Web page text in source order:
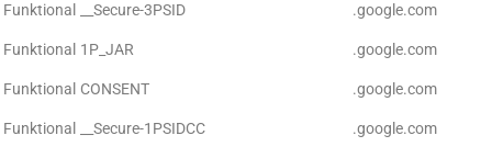
Funktional __Secure-3PSID .google.com
Funktional 1P_JAR .google.com
Funktional CONSENT .google.com
Funktional __Secure-1PSIDCC .google.com